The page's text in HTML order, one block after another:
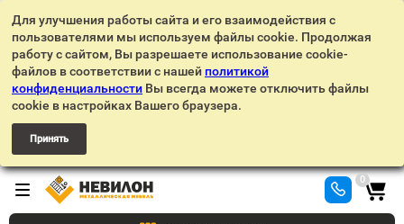
Для улучшения работы сайта и его взаимодействия с
пользователями мы используем файлы cookie. Продолжая
работу с сайтом, Вы разрешаете использование cookie-
файлов в соответствии с нашей политикой
конфиденциальности Вы всегда можете отключить файлы
cookie в настройках Вашего браузера.
Принять
0